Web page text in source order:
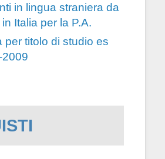
in lingua straniera da
Italia per la P.A.
per titolo di studio es
2009